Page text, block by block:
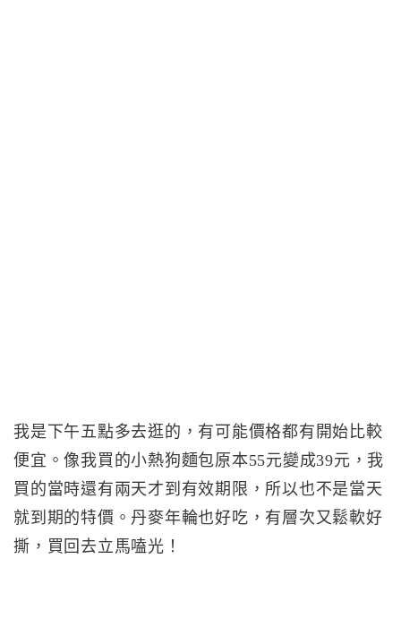
我是下午五點多去逛的，有可能價格都有開始比較
便宜。像我買的小熱狗麵包原本55元變成39元，我
買的當時還有兩天才到有效期限，所以也不是當天
就到期的特價。丹麥年輪也好吃，有層次又鬆軟好
撕，買回去立馬嗑光！